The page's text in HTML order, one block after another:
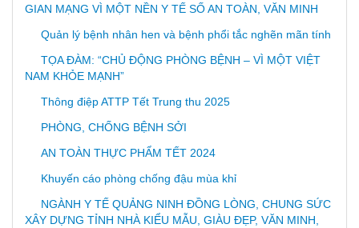
GIAN MẠNG VÌ MỘT NỀN Y TẾ SỐ AN TOÀN, VĂN MINH
Quản lý bệnh nhân hen và bệnh phổi tắc nghẽn mãn tính
TỌA ĐÀM: “CHỦ ĐỘNG PHÒNG BỆNH – VÌ MỘT VIỆT
NAM KHỎE MẠNH”
Thông điệp ATTP Tết Trung thu 2025
PHÒNG, CHỐNG BỆNH SỞI
AN TOÀN THỰC PHẨM TẾT 2024
Khuyến cáo phòng chống đậu mùa khỉ
NGÀNH Y TẾ QUẢNG NINH ĐỒNG LÒNG, CHUNG SỨC
XÂY DỰNG TỈNH NHÀ KIỂU MẪU, GIÀU ĐẸP, VĂN MINH,